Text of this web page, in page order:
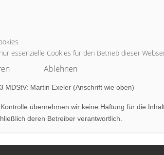
MDStV: Martin Exeler (Anschrift wie oben)
übernehmen wir keine Haftung für die
deren Betreiber verantwortlich.
essenzielle Cookies für den Betrieb dieser
Ablehnen